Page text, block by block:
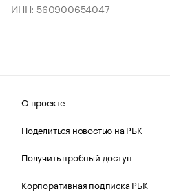
ИНН: 560900654047
О проекте
Поделиться новостью на РБК
Получить пробный доступ
Корпоративная подписка РБК